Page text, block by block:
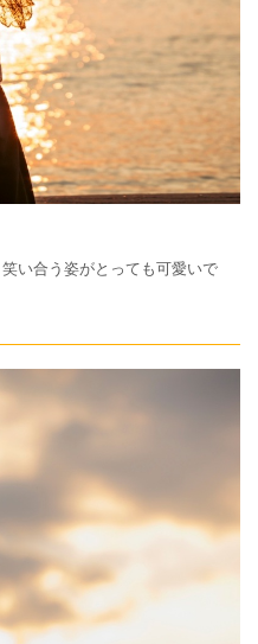
い合う姿がとっても可愛いで